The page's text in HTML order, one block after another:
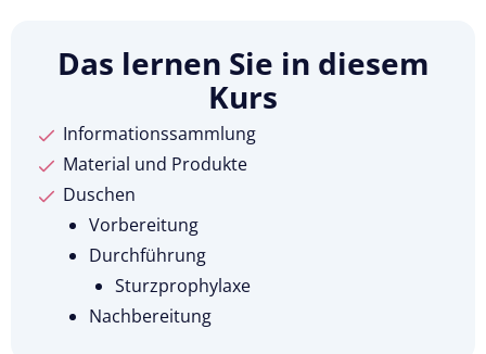
Das lernen Sie in diesem
Kurs
Informationssammlung
Material und Produkte
Duschen
Vorbereitung
Durchführung
Sturzprophylaxe
Nachbereitung